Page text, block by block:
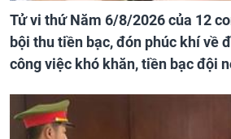
Tử vi thứ Năm 6/8/2026 của 12
bội thu tiền bạc, đón phúc khí về
công việc khó khăn, tiền bạc đội